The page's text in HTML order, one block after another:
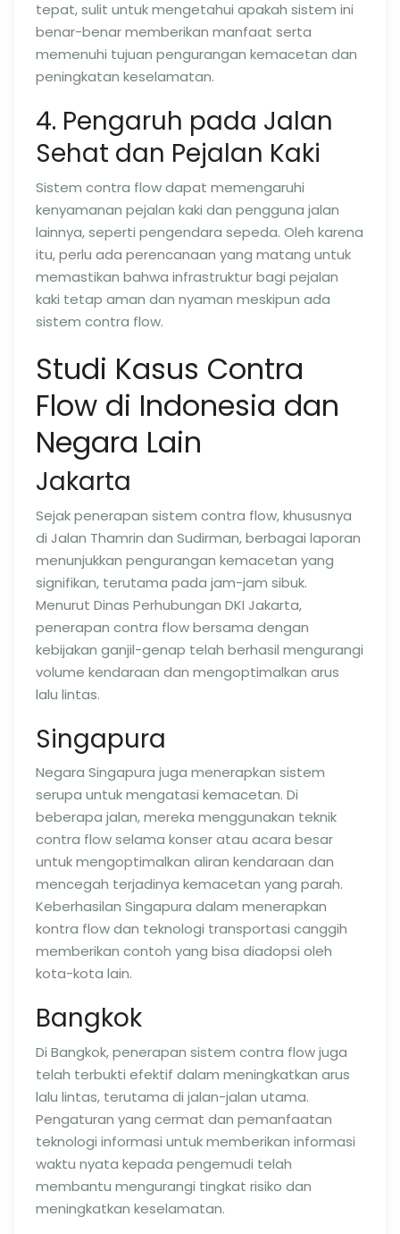
tepat, sulit untuk mengetahui apakah sistem ini
benar-benar memberikan manfaat serta
memenuhi tujuan pengurangan kemacetan dan
peningkatan keselamatan.
4. Pengaruh pada Jalan
Sehat dan Pejalan Kaki
Sistem contra flow dapat memengaruhi
kenyamanan pejalan kaki dan pengguna jalan
lainnya, seperti pengendara sepeda. Oleh karena
itu, perlu ada perencanaan yang matang untuk
memastikan bahwa infrastruktur bagi pejalan
kaki tetap aman dan nyaman meskipun ada
sistem contra flow.
Studi Kasus Contra
Flow di Indonesia dan
Negara Lain
Jakarta
Sejak penerapan sistem contra flow, khususnya
di Jalan Thamrin dan Sudirman, berbagai laporan
menunjukkan pengurangan kemacetan yang
signifikan, terutama pada jam-jam sibuk.
Menurut Dinas Perhubungan DKI Jakarta,
penerapan contra flow bersama dengan
kebijakan ganjil-genap telah berhasil mengurangi
volume kendaraan dan mengoptimalkan arus
lalu lintas.
Singapura
Negara Singapura juga menerapkan sistem
serupa untuk mengatasi kemacetan. Di
beberapa jalan, mereka menggunakan teknik
contra flow selama konser atau acara besar
untuk mengoptimalkan aliran kendaraan dan
mencegah terjadinya kemacetan yang parah.
Keberhasilan Singapura dalam menerapkan
kontra flow dan teknologi transportasi canggih
memberikan contoh yang bisa diadopsi oleh
kota-kota lain.
Bangkok
Di Bangkok, penerapan sistem contra flow juga
telah terbukti efektif dalam meningkatkan arus
lalu lintas, terutama di jalan-jalan utama.
Pengaturan yang cermat dan pemanfaatan
teknologi informasi untuk memberikan informasi
waktu nyata kepada pengemudi telah
membantu mengurangi tingkat risiko dan
meningkatkan keselamatan.